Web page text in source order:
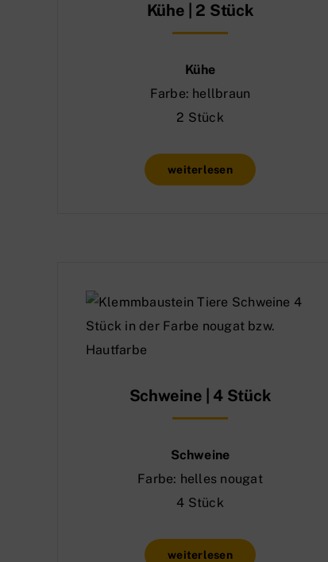
Kühe | 2 Stück
Kühe
Farbe: hellbraun
2 Stück
weiterlesen
Schweine | 4 Stück
Schweine
Farbe: helles nougat
4 Stück
weiterlesen